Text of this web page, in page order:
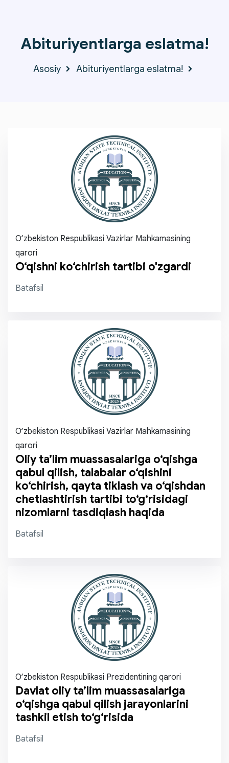
Abituriyentlarga eslatma!
Asosiy Abituriyentlarga eslatma!
O‘zbekiston Respublikasi Vazirlar Mahkamasining
qarori
O‘qishni ko‘chirish tartibi o'zgardi
Batafsil
O‘zbekiston Respublikasi Vazirlar Mahkamasining
qarori
Oliy ta’lim muassasalariga o‘qishga
qabul qilish, talabalar o‘qishini
ko‘chirish, qayta tiklash va o‘qishdan
chetlashtirish tartibi to‘g‘risidagi
nizomlarni tasdiqlash haqida
Batafsil
O‘zbekiston Respublikasi Prezidentining qarori
Davlat oliy ta’lim muassasalariga
o‘qishga qabul qilish jarayonlarini
tashkil etish to‘g‘risida
Batafsil